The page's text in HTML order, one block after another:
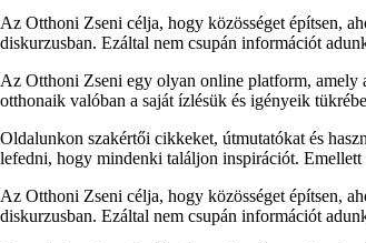
Az Otthoni Zseni célja, hogy közösséget építsen,
diskurzusban. Ezáltal nem csupán információt
Az Otthoni Zseni egy olyan online platform, amely
otthonaik valóban a saját ízlésük és igényeik
Oldalunkon szakértői cikkeket, útmutatókat és
lefedni, hogy mindenki találjon inspirációt.
Az Otthoni Zseni célja, hogy közösséget építsen,
diskurzusban. Ezáltal nem csupán információt